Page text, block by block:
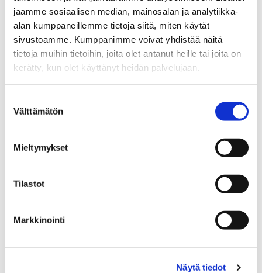
jaamme sosiaalisen median, mainosalan ja analytiikka-
alan kumppaneillemme tietoja siitä, miten käytät
sivustoamme. Kumppanimme voivat yhdistää näitä
tietoja muihin tietoihin, joita olet antanut heille tai joita on
kerätty, kun olet käyttänyt heidän palvelujaan.
valinta
Välttämätön
Mieltymykset
Tilastot
Markkinointi
Näytä tiedot
toteutamme tätä myös käytännössä; viides
tutkimusohjelmamme keskittyy markkinoinnin
koulutuksen tutkimukseen.
Kestävät liiketoimintamallit ja ekosysteemit
Ohjelma tutkii, miten organisaatiot voivat integroida
arvonluontisuhteitaan sekä liiketoiminta- ja
dynamiikkoihin.
Vastuullinen kuluttajamarkkinointi
yhdistää liiketalous-, luonnon- ja
yhteiskuntatieteellisen tutkimuksen saavuttaakseen
kokonaisvaltaisen ymmärryksen vastuullisesta